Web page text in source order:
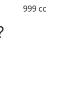
999 cc